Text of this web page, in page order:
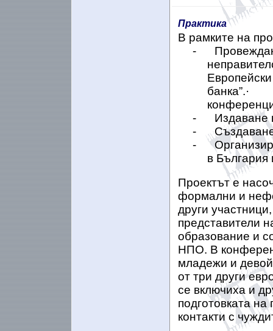
Практика
В рамките на
-
банка”.·
-
Издаване
-
-
в България
Проектът е
формални и
други
представители
образование и
НПО. В
младежи и
от три други
се включиха и
подготовката
контакти с